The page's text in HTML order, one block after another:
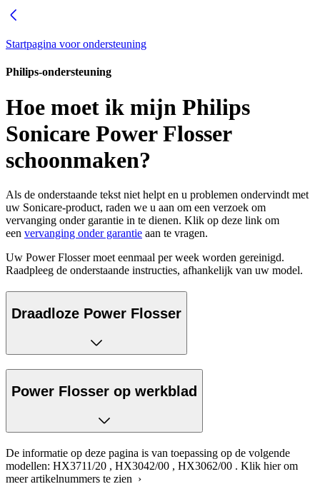
Startpagina voor ondersteuning
Philips-ondersteuning
Hoe moet ik mijn Philips
Sonicare Power Flosser
schoonmaken?
Als de onderstaande tekst niet helpt en u problemen ondervindt met
uw Sonicare-product, raden we u aan om een verzoek om
vervanging onder garantie in te dienen. Klik op deze link om
een vervanging onder garantie aan te vragen.
Uw Power Flosser moet eenmaal per week worden gereinigd.
Raadpleeg de onderstaande instructies, afhankelijk van uw model.
Draadloze Power Flosser
Power Flosser op werkblad
De informatie op deze pagina is van toepassing op de volgende
modellen: HX3711/20 , HX3042/00 , HX3062/00 . Klik hier om
meer artikelnummers te zien ›